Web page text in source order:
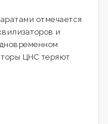
отмечается
и
ЦНС теряют